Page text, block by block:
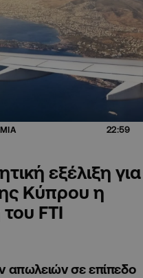
22:59
εξέλιξη για
Κύπρου η
FTΙ
απωλειών σε επίπεδο